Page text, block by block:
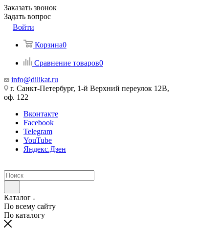
Заказать звонок
Задать вопрос
Войти
Корзина0
Сравнение товаров0
info@dilikat.ru
г. Санкт-Петербург, 1-й Верхний переулок 12В,
оф. 122
Вконтакте
Facebook
Telegram
YouTube
Яндекс.Дзен
Каталог
По всему сайту
По каталогу